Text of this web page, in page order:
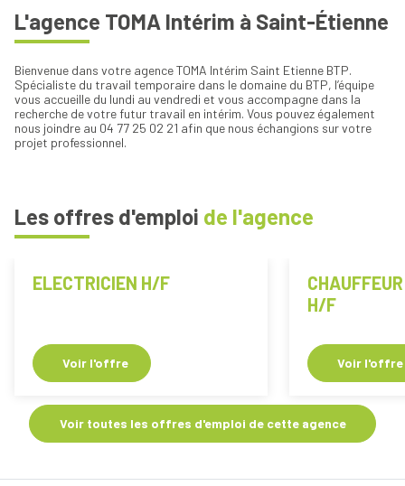
L'agence TOMA Intérim à Saint-Étienne
Bienvenue dans votre agence TOMA Intérim Saint Etienne BTP.
Spécialiste du travail temporaire dans le domaine du BTP, l’équipe
vous accueille du lundi au vendredi et vous accompagne dans la
recherche de votre futur travail en intérim. Vous pouvez également
nous joindre au 04 77 25 02 21 afin que nous échangions sur votre
projet professionnel.
Les offres d'emploi de l'agence
ELECTRICIEN H/F
Voir l'offre
H/F
Voir l'offre
Voir toutes les offres d'emploi de cette agence